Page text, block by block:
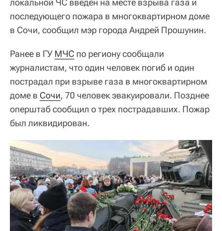
последующего пожара в многоквартирном доме
в Сочи, сообщил мэр города Андрей Прошунин.
Ранее в ГУ МЧС по региону сообщали
журналистам, что один человек погиб и один
пострадал при взрыве газа в многоквартирном
доме в Сочи, 70 человек эвакуировали. Позднее
оперштаб сообщил о трех пострадавших. Пожар
был ликвидирован.